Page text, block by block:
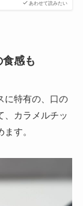
あわせて読みたい
感も
に特有の、口の
、カラメルチッ
す。